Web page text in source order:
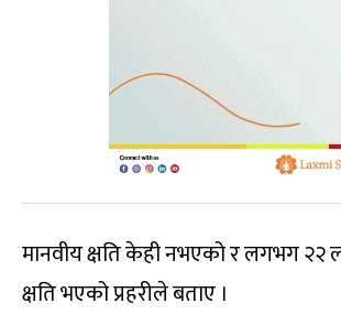
मानवीय क्षति केही नभएको र लगभग २२
क्षति भएको प्रहरीले बताए ।